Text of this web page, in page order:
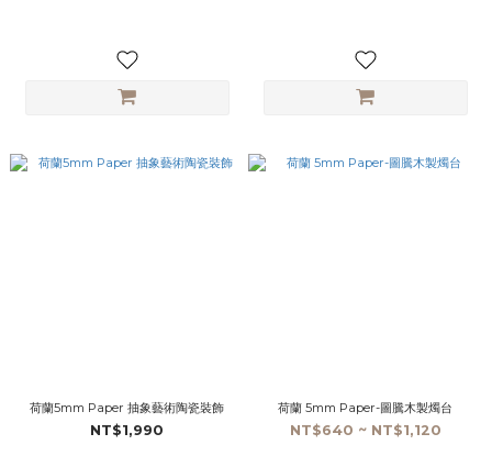
荷蘭5mm Paper 抽象藝術陶瓷裝飾
NT$1,990
荷蘭 5mm Paper-圖騰木製燭台
NT$640 ~ NT$1,120